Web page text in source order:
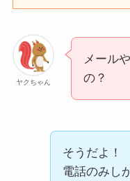
ヤクちゃん
メール
の？
そうだよ！
電話のみし